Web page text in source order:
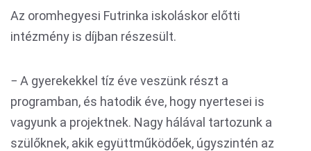
Az oromhegyesi Futrinka iskoláskor előtti
intézmény is díjban részesült.
− A gyerekekkel tíz éve veszünk részt a
programban, és hatodik éve, hogy nyertesei is
vagyunk a projektnek. Nagy hálával tartozunk a
szülőknek, akik együttműködőek, úgyszintén az